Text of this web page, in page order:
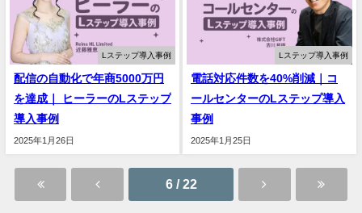
Lステップ導入事例
配信の自動化で年商5000万円
を達成｜ ヒーラーのLステップ
導入事例
2025年1月26日
Lステップ導入事例
電話対応件数を40%削減｜コ
ールセンターのLステップ導入
事例
2025年1月25日
6 / 22